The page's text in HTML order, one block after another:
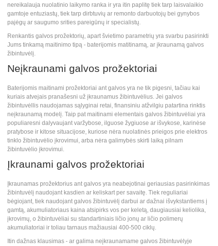
nereikalauja nuolatinio laikymo ranka ir yra itin paplitę tiek tarp laisvalaikio
gamtoje entuziastų, tiek tarp dirbtuvių ar remonto darbuotojų bei gynybos
pajėgų ar saugumo srities pareigūnų ir specialistų.
Renkantis galvos prožektorių, apart švietimo parametrių yra svarbu pasirinkti
Jums tinkamą maitinimo tipą - baterijomis matitinamą, ar įkraunamą galvos
žibintuvėlį.
Neįkraunami galvos prožektoriai
Baterijomis maitinami prožektoriai ant galvos yra ne tik pigesni, tačiau kai
kuriais atvejais pranašesni už įkraunamus žibintuvėlius. Jei galvos
žibintuvėllis naudojamas sąlyginai retai, finansiniu atžvilgiu patartina rinktis
neįkraunamą modelį. Taip pat maitinami elementais galvos žibintuvėliai yra
populiaresni dalyvaujant varžybose, ilguose žygiuose ar išvykose, karinėse
pratybose ir kitose situacijose, kuriose nėra nuolatinės prieigos prie elektros
tinklo žibintuvėlio įkrovimui, arba nėra galimybės skirti laiką pilnam
žibintuvėlio įkrovimui.
Įkraunami galvos prožektoriai
Įkraunamas prožektorius ant galvos yra neabejotinai geriausias pasirinkimas
žibintuvėlį naudojant kasdien ar keliskart per savaitę. Tiek reguliariai
bėgiojant, tiek naudojant galvos žibintuvėlį darbui ar dažnai išvykstantiems į
gamtą, akumuliatoriaus kaina atsipirks vos per keletą, daugiausiai keliolika,
įkrovimų, o žibintuvėliai su standartiniais ličio jonų ar ličio polimerų
akumuliatoriai ir toliau tarnaus mažiausiai 400-500 ciklų.
Itin dažnas klausimas - ar galima neįkraunamame galvos žibintuvėlyje